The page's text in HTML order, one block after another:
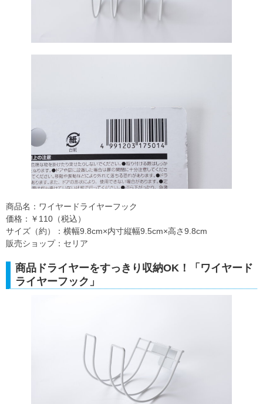
商品名：ワイヤードライヤーフック
価格：￥110（税込）
サイズ（約）：横幅9.8cm×内寸縦幅9.5cm×高さ9.8cm
販売ショップ：セリア
商品ドライヤーをすっきり収納OK！「ワイヤード
ライヤーフック」